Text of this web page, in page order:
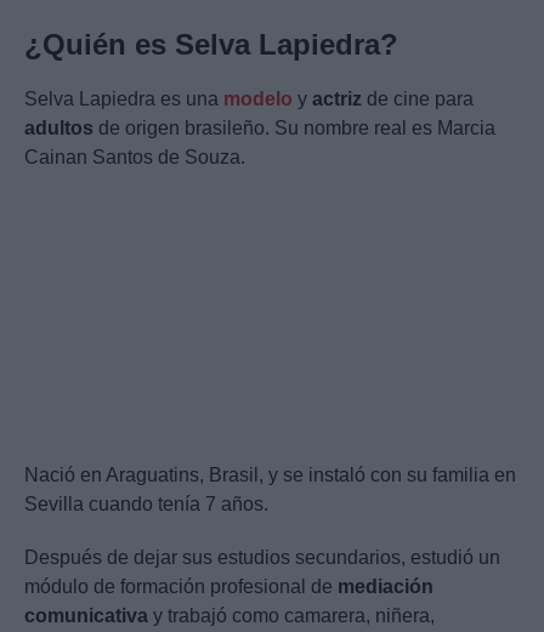
¿Quién es Selva Lapiedra?
Selva Lapiedra es una modelo y actriz de cine para
adultos de origen brasileño. Su nombre real es Marcia
Cainan Santos de Souza.
Nació en Araguatins, Brasil, y se instaló con su familia en
Sevilla cuando tenía 7 años.
Después de dejar sus estudios secundarios, estudió un
módulo de formación profesional de mediación
comunicativa y trabajó como camarera, niñera,